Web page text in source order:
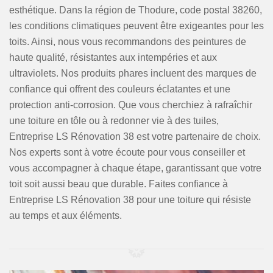
esthétique. Dans la région de Thodure, code postal 38260,
les conditions climatiques peuvent être exigeantes pour les
toits. Ainsi, nous vous recommandons des peintures de
haute qualité, résistantes aux intempéries et aux
ultraviolets. Nos produits phares incluent des marques de
confiance qui offrent des couleurs éclatantes et une
protection anti-corrosion. Que vous cherchiez à rafraîchir
une toiture en tôle ou à redonner vie à des tuiles,
Entreprise LS Rénovation 38 est votre partenaire de choix.
Nos experts sont à votre écoute pour vous conseiller et
vous accompagner à chaque étape, garantissant que votre
toit soit aussi beau que durable. Faites confiance à
Entreprise LS Rénovation 38 pour une toiture qui résiste
au temps et aux éléments.